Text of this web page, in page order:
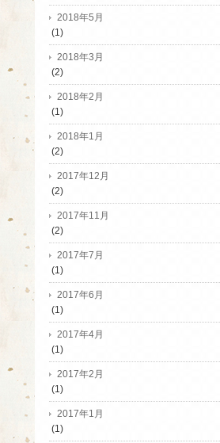
2018年5月
(1)
2018年3月
(2)
2018年2月
(1)
2018年1月
(2)
2017年12月
(2)
2017年11月
(2)
2017年7月
(1)
2017年6月
(1)
2017年4月
(1)
2017年2月
(1)
2017年1月
(1)